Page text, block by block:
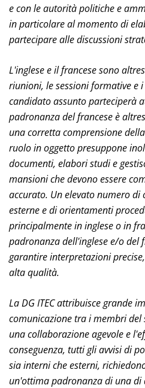
e con le autorità politiche e
in particolare al momento di
partecipare alle discussioni
L'inglese e il francese sono
riunioni, le sessioni formative e
candidato assunto parteciperà
padronanza del francese è
una corretta comprensione
ruolo in oggetto presuppone
documenti, elabori studi e
mansioni che devono essere
accurato. Un elevato numero
esterne e di orientamenti
principalmente in inglese o in
padronanza dell'inglese e/o del
garantire interpretazioni
alta qualità.
La DG ITEC attribuisce grande
comunicazione tra i membri
una collaborazione agevole e
conseguenza, tutti gli avvisi di
sia interni che esterni,
un'ottima padronanza di una di